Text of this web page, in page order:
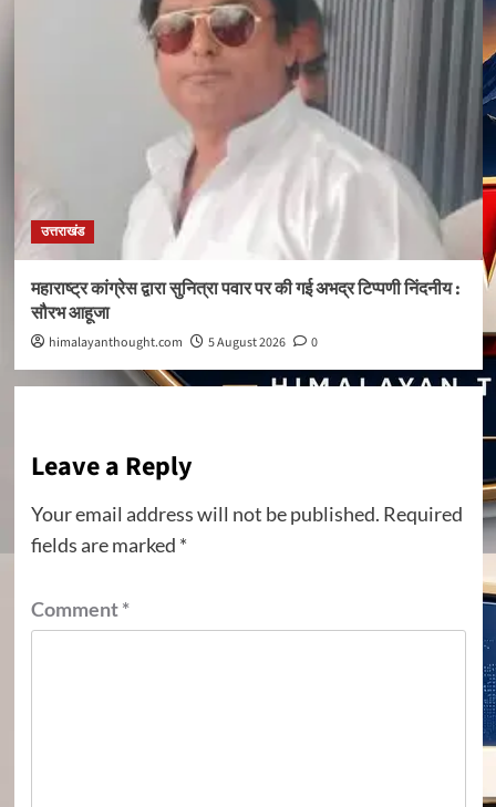
उत्तराखंड
महाराष्ट्र कांग्रेस द्वारा सुनित्रा पवार पर की गई अभद्र टिप्पणी निंदनीय :
सौरभ आहूजा
himalayanthought.com 5 August 2026 0
Leave a Reply
Your email address will not be published. Required
fields are marked *
Comment*